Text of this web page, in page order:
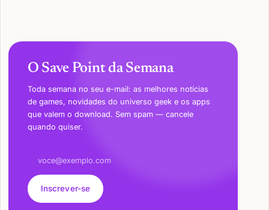
O Save Point da Semana
Toda semana no seu e-mail: as melhores notícias
de games, novidades do universo geek e os apps
que valem o download. Sem spam — cancele
quando quiser.
Inscrever-se